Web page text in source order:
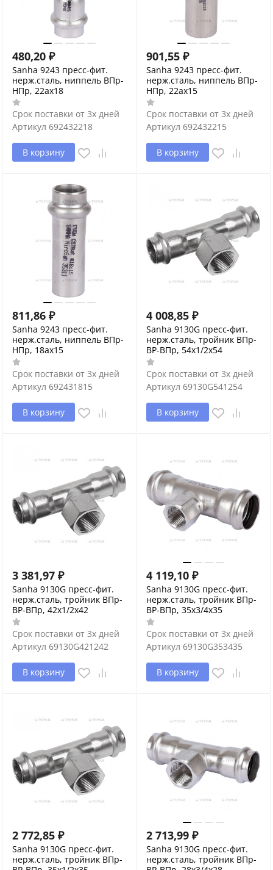
480,20 ₽
Sanha 9243 пресс-фит.
нерж.сталь, ниппель ВПр-
НПр, 22ax18
Срок поставки от 3х дней
Артикул 692432218
В корзину
901,55 ₽
Sanha 9243 пресс-фит.
нерж.сталь, ниппель ВПр-
НПр, 22ax15
Срок поставки от 3х дней
Артикул 692432215
В корзину
811,86 ₽
Sanha 9243 пресс-фит.
нерж.сталь, ниппель ВПр-
НПр, 18ax15
Срок поставки от 3х дней
Артикул 692431815
В корзину
4 008,85 ₽
Sanha 9130G пресс-фит.
нерж.сталь, тройник ВПр-
ВР-ВПр, 54x1/2x54
Срок поставки от 3х дней
Артикул 69130G541254
В корзину
3 381,97 ₽
Sanha 9130G пресс-фит.
нерж.сталь, тройник ВПр-
ВР-ВПр, 42x1/2x42
Срок поставки от 3х дней
Артикул 69130G421242
В корзину
4 119,10 ₽
Sanha 9130G пресс-фит.
нерж.сталь, тройник ВПр-
ВР-ВПр, 35x3/4x35
Срок поставки от 3х дней
Артикул 69130G353435
В корзину
2 772,85 ₽
Sanha 9130G пресс-фит.
нерж.сталь, тройник ВПр-
2 713,99 ₽
Sanha 9130G пресс-фит.
нерж.сталь, тройник ВПр-